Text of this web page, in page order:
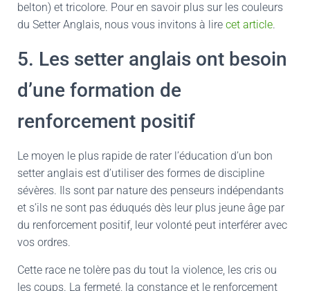
belton) et tricolore. Pour en savoir plus sur les couleurs
du Setter Anglais, nous vous invitons à lire cet article.
5. Les setter anglais ont besoin
d’une formation de
renforcement positif
Le moyen le plus rapide de rater l’éducation d’un bon
setter anglais est d’utiliser des formes de discipline
sévères. Ils sont par nature des penseurs indépendants
et s’ils ne sont pas éduqués dès leur plus jeune âge par
du renforcement positif, leur volonté peut interférer avec
vos ordres.
Cette race ne tolère pas du tout la violence, les cris ou
les coups. La fermeté, la constance et le renforcement